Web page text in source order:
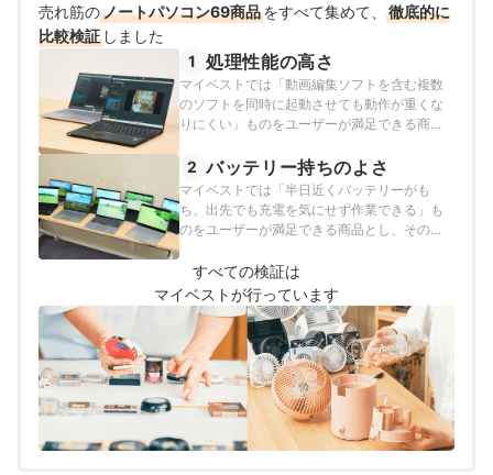
売れ筋のノートパソコン69商品をすべて集めて、
徹底的に
比較検証 しました
1 処理性能の高さ
マイベストでは「動画編集ソフトを含む複数
のソフトを同時に起動させても動作が重くな
りにくい」ものをユーザーが満足できる商品
平均でおすすめ度をスコア化しました。
2 バッテリー持ちのよさ
マイベストでは「半日近くバッテリーがも
ち、出先でも充電を気にせず作業できる」も
のをユーザーが満足できる商品とし、その基
行いました。
すべての検証は
マイベストが行っています